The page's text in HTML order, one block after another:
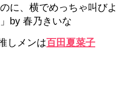
に、横でめっちゃ叫びよ
by 春乃きいな
しメンは百田夏菜子